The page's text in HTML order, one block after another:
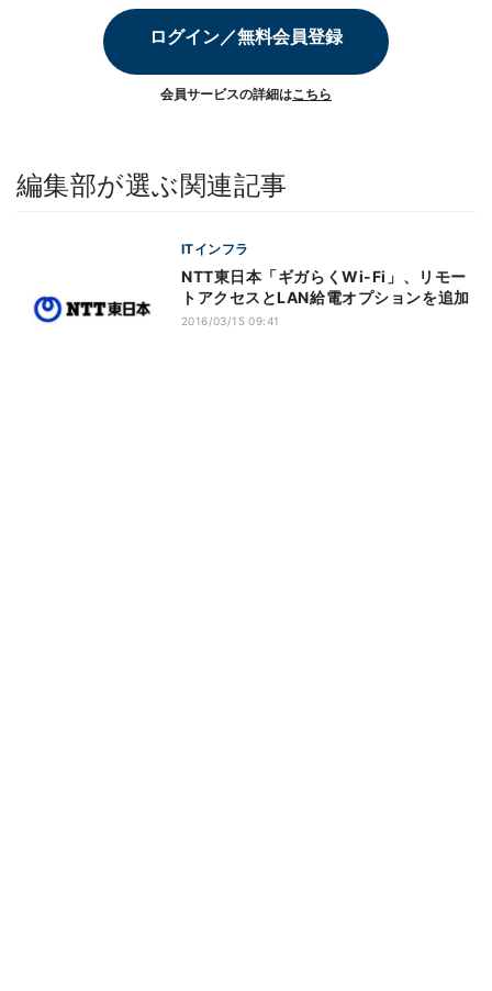
ログイン／無料会員登録
会員サービスの詳細はこちら
編集部が選ぶ関連記事
ITインフラ
NTT東日本「ギガらくWi-Fi」、リモー
トアクセスとLAN給電オプションを追加
2016/03/15 09:41